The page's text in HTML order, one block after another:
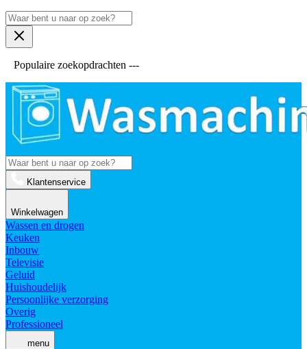
Populaire zoekopdrachten ---
Klantenservice
Winkelwagen
Wassen en drogen
Keuken
Inbouw
Televisie
Geluid
Huishoudelijk
Persoonlijke verzorging
Overig
Professioneel
menu